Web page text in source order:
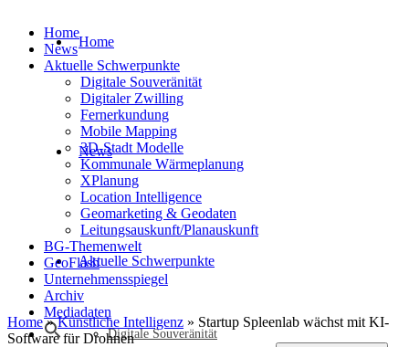
Home
News
Aktuelle Schwerpunkte
Digitale Souveränität
Home
News
Aktuelle Schwerpunkte
Digitale Souveränität
Digitaler Zwilling
Fernerkundung
Mobile Mapping
3D-Stadt Modelle
Kommunale Wärmeplanung
XPlanung
Location Intelligence
Geomarketing & Geodaten
Leitungsauskunft/Planauskunft
BG-Themenwelt
GeoFlash
Unternehmensspiegel
Archiv
Mediadaten
Home»Künstliche Intelligenz » Startup Spleenlab wächst mit KI-
Software für Drohnen